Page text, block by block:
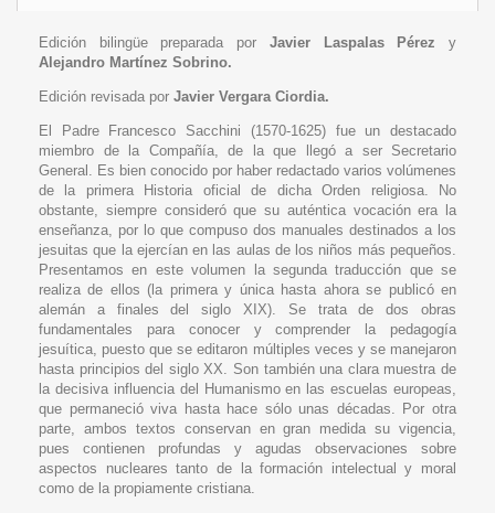
Edición bilingüe preparada por Javier Laspalas Pérez y
Alejandro Martínez Sobrino.
Edición revisada por Javier Vergara Ciordia.
El Padre Francesco Sacchini (1570-1625) fue un destacado
miembro de la Compañía, de la que llegó a ser Secretario
General. Es bien conocido por haber redactado varios volúmenes
de la primera Historia oficial de dicha Orden religiosa. No
obstante, siempre consideró que su auténtica vocación era la
enseñanza, por lo que compuso dos manuales destinados a los
jesuitas que la ejercían en las aulas de los niños más pequeños.
Presentamos en este volumen la segunda traducción que se
realiza de ellos (la primera y única hasta ahora se publicó en
alemán a finales del siglo XIX). Se trata de dos obras
fundamentales para conocer y comprender la pedagogía
jesuítica, puesto que se editaron múltiples veces y se manejaron
hasta principios del siglo XX. Son también una clara muestra de
la decisiva influencia del Humanismo en las escuelas europeas,
que permaneció viva hasta hace sólo unas décadas. Por otra
parte, ambos textos conservan en gran medida su vigencia,
pues contienen profundas y agudas observaciones sobre
aspectos nucleares tanto de la formación intelectual y moral
como de la propiamente cristiana.